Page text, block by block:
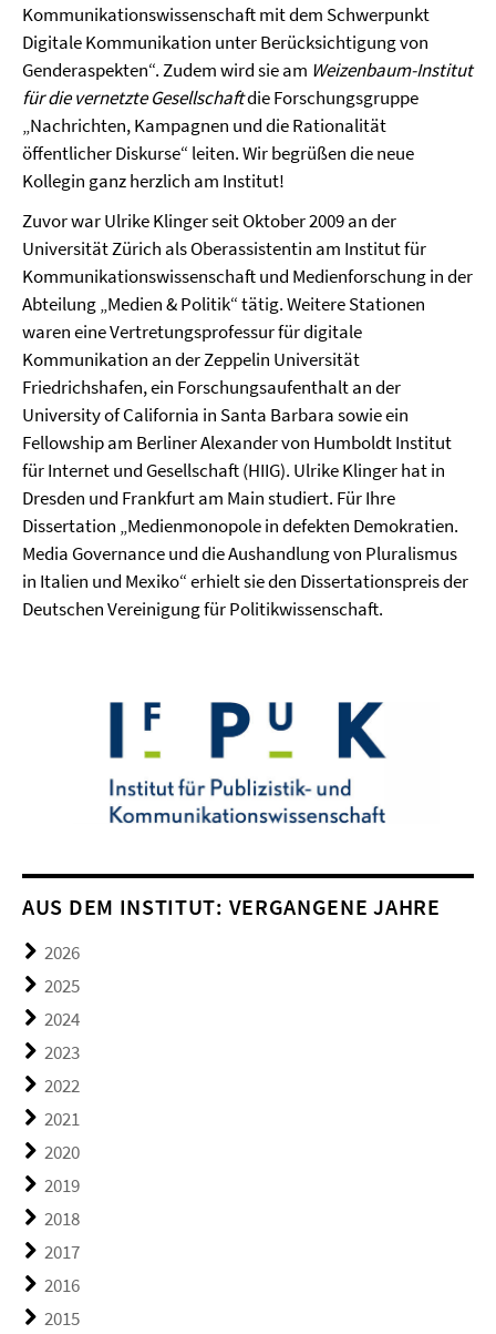
Kommunikationswissenschaft mit dem Schwerpunkt
Digitale Kommunikation unter Berücksichtigung von
Genderaspekten“. Zudem wird sie am Weizenbaum-Institut
für die vernetzte Gesellschaftdie Forschungsgruppe
„Nachrichten, Kampagnen und die Rationalität
öffentlicher Diskurse“ leiten. Wir begrüßen die neue
Kollegin ganz herzlich am Institut!
Zuvor war Ulrike Klinger seit Oktober 2009 an der
Universität Zürich als Oberassistentin am Institut für
Kommunikationswissenschaft und Medienforschung in der
Abteilung „Medien & Politik“ tätig. Weitere Stationen
waren eine Vertretungsprofessur für digitale
Kommunikation an der Zeppelin Universität
Friedrichshafen, ein Forschungsaufenthalt an der
University of California in Santa Barbara sowie ein
Fellowship am Berliner Alexander von Humboldt Institut
für Internet und Gesellschaft (HIIG). Ulrike Klinger hat in
Dresden und Frankfurt am Main studiert. Für Ihre
Dissertation „Medienmonopole in defekten Demokratien.
Media Governance und die Aushandlung von Pluralismus
in Italien und Mexiko“ erhielt sie den Dissertationspreis der
Deutschen Vereinigung für Politikwissenschaft.
AUS DEM INSTITUT: VERGANGENE JAHRE
2026
2025
2024
2023
2022
2021
2020
2019
2018
2017
2016
2015